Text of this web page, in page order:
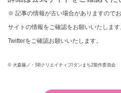
※ 記事の情報が古い場合がありますので
サイトの情報をご確認をお願いいたしま
Twitterをご確認お願いいたします。
© 大森藤ノ・SBクリエイティブ/ダンまち2製作委員会